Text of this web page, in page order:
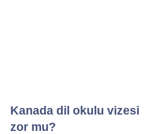
Kanada dil okulu vizesi
zor mu?